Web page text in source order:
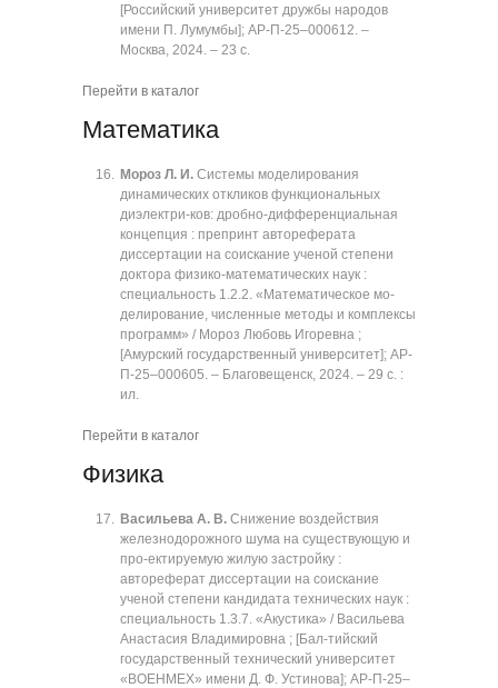
[Российский университет дружбы народов
имени П. Лумумбы]; АР-П-25‒000612. ‒
Москва, 2024. ‒ 23 с.
Перейти в каталог
Математика
Мороз Л. И. Системы моделирования
динамических откликов функциональных
диэлектри-ков: дробно-дифференциальная
концепция : препринт автореферата
диссертации на соискание ученой степени
доктора физико-математических наук :
специальность 1.2.2. «Математическое мо-
делирование, численные методы и комплексы
программ» / Мороз Любовь Игоревна ;
[Амурский государственный университет]; АР-
П-25‒000605. ‒ Благовещенск, 2024. ‒ 29 с. :
ил.
Перейти в каталог
Физика
Васильева А. В. Снижение воздействия
железнодорожного шума на существующую и
про-ектируемую жилую застройку :
автореферат диссертации на соискание
ученой степени кандидата технических наук :
специальность 1.3.7. «Акустика» / Васильева
Анастасия Владимировна ; [Бал-тийский
государственный технический университет
«ВОЕНМЕХ» имени Д. Ф. Устинова]; АР-П-25‒